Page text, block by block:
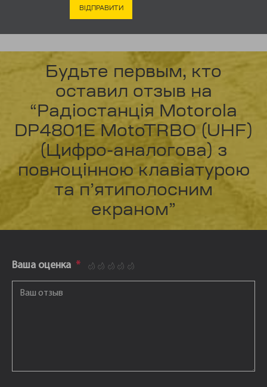
Будьте первым, кто
оставил отзыв на
“Радіостанція Motorola
DP4801E MotoTRBO (UHF)
(Цифро-аналогова) з
повноцінною клавіатурою
та п’ятиполосним
екраном”
Ваша оценка * 12345
Ваш отзыв*